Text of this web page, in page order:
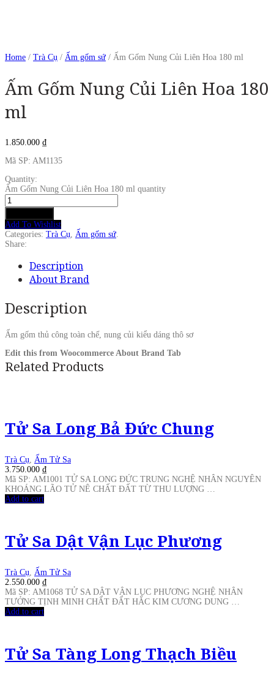
Home / Trà Cụ / Ấm gốm sứ / Ấm Gốm Nung Củi Liên Hoa 180 ml
Ấm Gốm Nung Củi Liên Hoa 180
ml
1.850.000 ₫
Mã SP: AM1135
Quantity:
Ấm Gốm Nung Củi Liên Hoa 180 ml quantity
Add To Wishlist
Categories: Trà Cụ Ấm gốm sứ
Share:
Description
About Brand
Description
Ấm gốm thủ công toàn chế, nung củi kiểu dáng thô sơ
Edit this from Woocommerce About Brand Tab
Related Products
Tử Sa Long Bả Đức Chung
Trà Cụ
Ấm Tử Sa
3.750.000 ₫
Mã SP: AM1001 TỬ SA LONG ĐỨC TRUNG NGHỆ NHÂN NGUYÊN
KHOÁNG LÃO TỬ NÊ CHẤT ĐẤT TỪ THU LƯỢNG …
Add to cart
Tử Sa Dật Vận Lục Phương
Trà Cụ
Ấm Tử Sa
2.550.000 ₫
Mã SP: AM1068 TỬ SA DẬT VẬN LỤC PHƯƠNG NGHỆ NHÂN
TƯỞNG TỊNH MINH CHẤT ĐẤT HẮC KIM CƯƠNG DUNG …
Add to cart
Tử Sa Tàng Long Thạch Biều